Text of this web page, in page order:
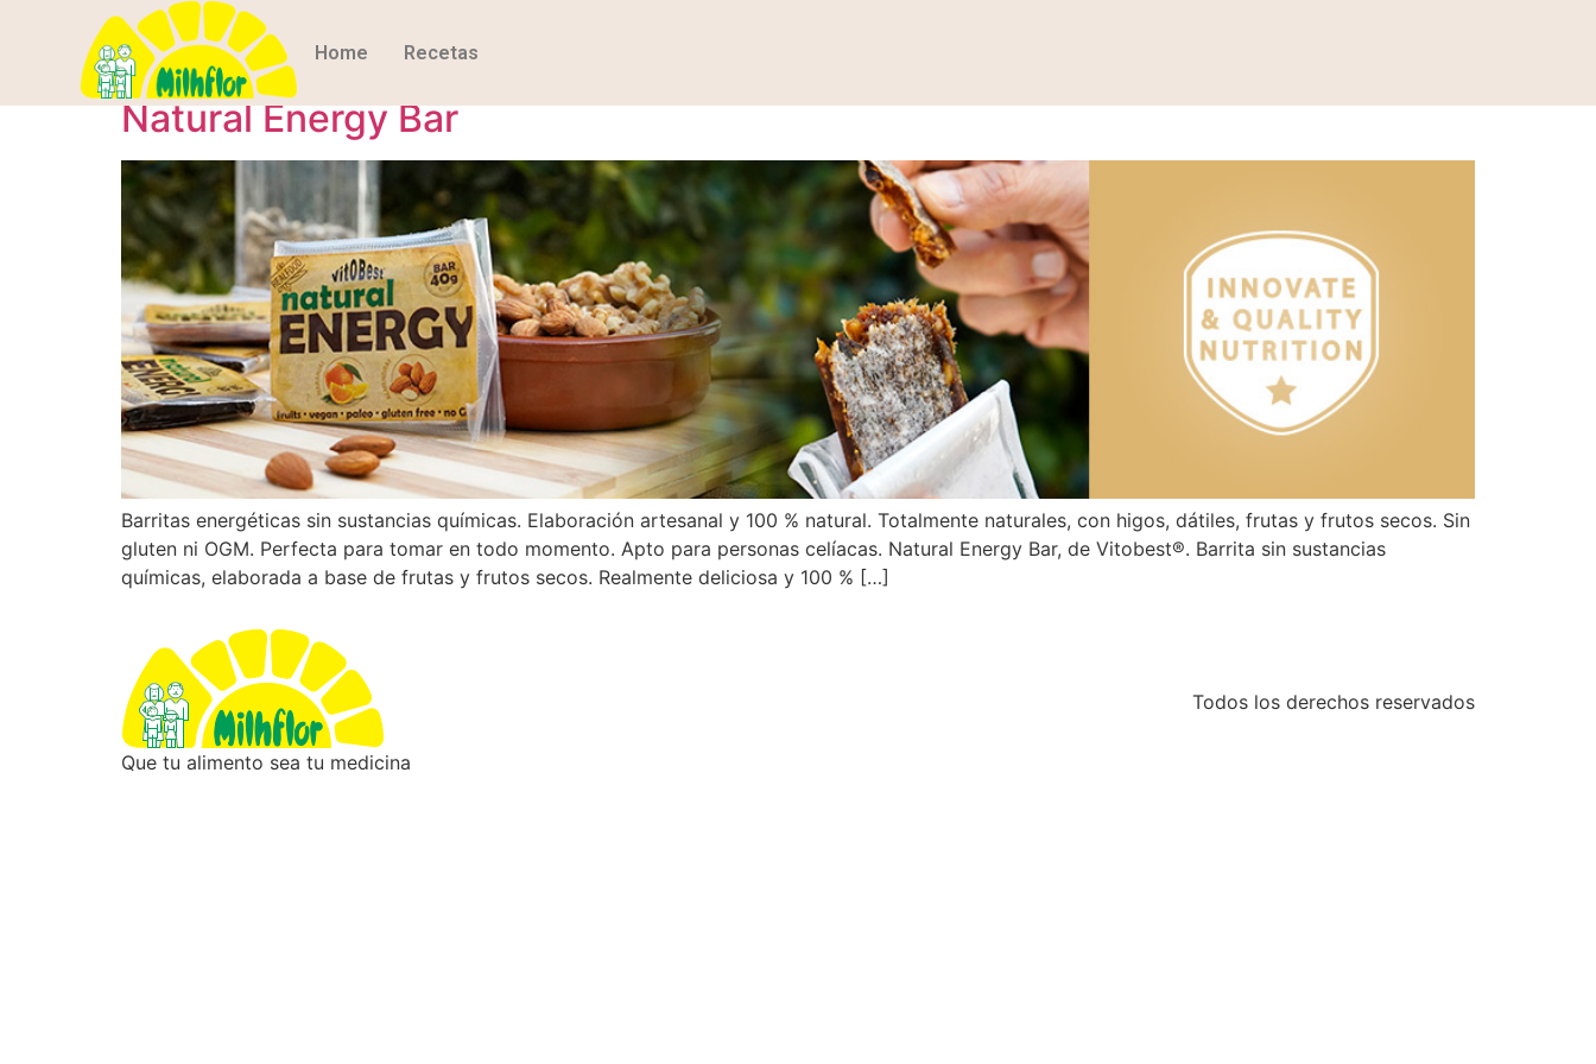
Home Recetas
Día:2 de agosto de 2022
Natural Energy Bar
Barritas energéticas sin sustancias químicas. Elaboración artesanal y 100 % natural. Totalmente naturales, con higos, dátiles, frutas y frutos secos. Sin
gluten ni OGM. Perfecta para tomar en todo momento. Apto para personas celíacas. Natural Energy Bar, de Vitobest®. Barrita sin sustancias
químicas, elaborada a base de frutas y frutos secos. Realmente deliciosa y 100 % […]
Que tu alimento sea tu medicina
Todos los derechos reservados